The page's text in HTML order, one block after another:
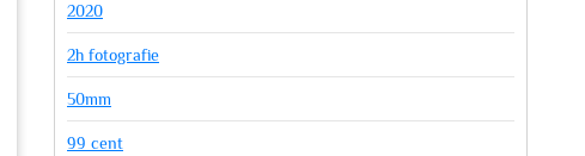
2020
2h fotografie
50mm
99 cent